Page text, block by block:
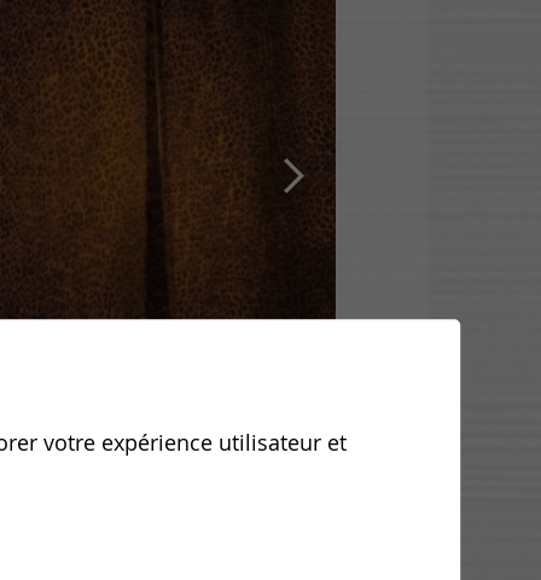
votre expérience utilisateur et